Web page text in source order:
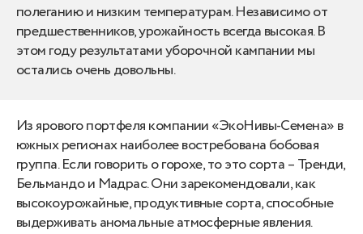
полеганию и низким температурам. Независимо от
предшественников, урожайность всегда высокая. В
этом году результатами уборочной кампании мы
остались очень довольны.
Из ярового портфеля компании «ЭкоНивы-Семена» в
южных регионах наиболее востребована бобовая
группа. Если говорить о горохе, то это сорта – Тренди,
Бельмандо и Мадрас. Они зарекомендовали, как
высокоурожайные, продуктивные сорта, способные
выдерживать аномальные атмосферные явления.